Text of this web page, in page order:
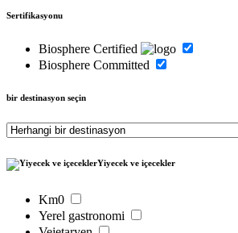
Sertifikasyonu
Biosphere Certified
Biosphere Committed
bir destinasyon seçin
Yiyecek ve içecekler
Km0
Yerel gastronomi